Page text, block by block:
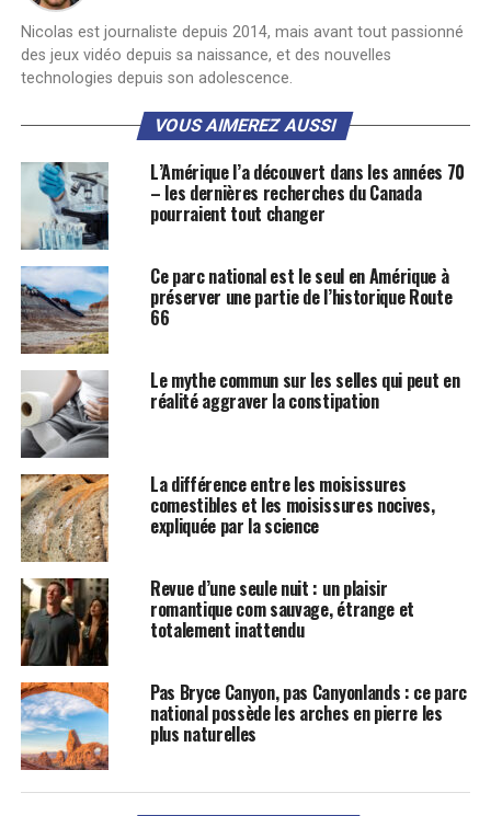
Nicolas est journaliste depuis 2014, mais avant tout passionné
des jeux vidéo depuis sa naissance, et des nouvelles
technologies depuis son adolescence.
VOUS AIMEREZ AUSSI
L’Amérique l’a découvert dans les années 70
– les dernières recherches du Canada
pourraient tout changer
Ce parc national est le seul en Amérique à
préserver une partie de l’historique Route
66
Le mythe commun sur les selles qui peut en
réalité aggraver la constipation
La différence entre les moisissures
comestibles et les moisissures nocives,
expliquée par la science
Revue d’une seule nuit : un plaisir
romantique com sauvage, étrange et
totalement inattendu
Pas Bryce Canyon, pas Canyonlands : ce parc
national possède les arches en pierre les
plus naturelles